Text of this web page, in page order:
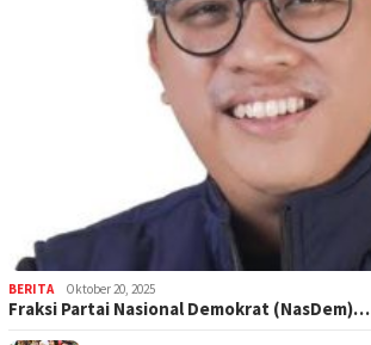
BERITA Oktober 20, 2025
Fraksi Partai Nasional Demokrat (NasDem)…